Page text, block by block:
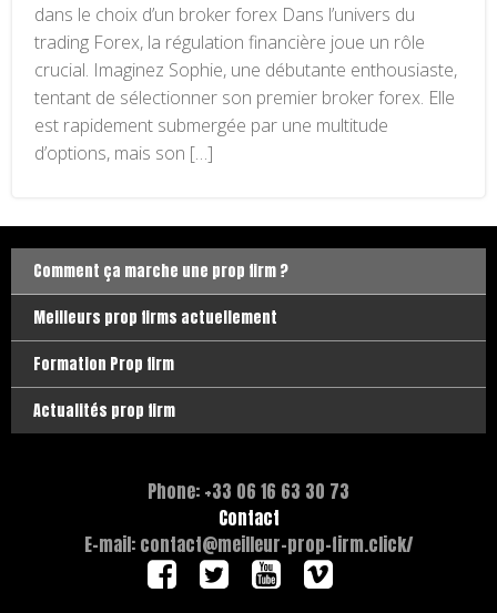
dans le choix d’un broker forex Dans l’univers du
trading Forex, la régulation financière joue un rôle
crucial. Imaginez Sophie, une débutante enthousiaste,
tentant de sélectionner son premier broker forex. Elle
est rapidement submergée par une multitude
d’options, mais son […]
Comment ça marche une prop firm ?
Meilleurs prop firms actuellement
Formation Prop firm
Actualités prop firm
Phone: +33 06 16 63 30 73
Contact
E-mail: contact@meilleur-prop-firm.click/